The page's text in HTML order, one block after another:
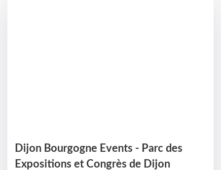
Dijon Bourgogne Events - Parc des
Expositions et Congrès de Dijon